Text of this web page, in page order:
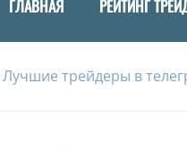
ГЛАВНАЯ РЕЙТИНГ
Лучшие трейдеры в